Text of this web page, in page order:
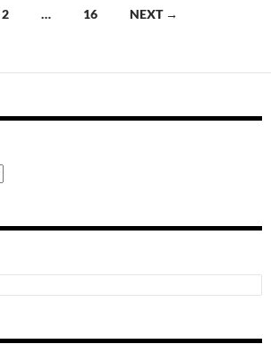
2 … 16 NEXT →